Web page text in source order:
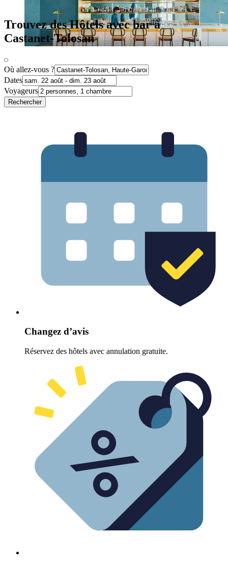
Trouvez des Hôtels avec bar à
Castanet-Tolosan
Où allez-vous ?
Dates
Voyageurs
Rechercher
Changez d’avis
Réservez des hôtels avec annulation gratuite.